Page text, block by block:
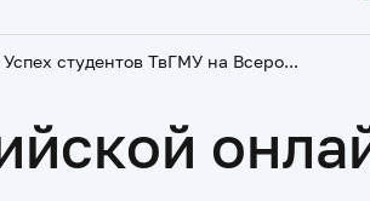
Успех студентов ТвГМУ на Всероссийской онлайн-олимпиаде по английскому языку